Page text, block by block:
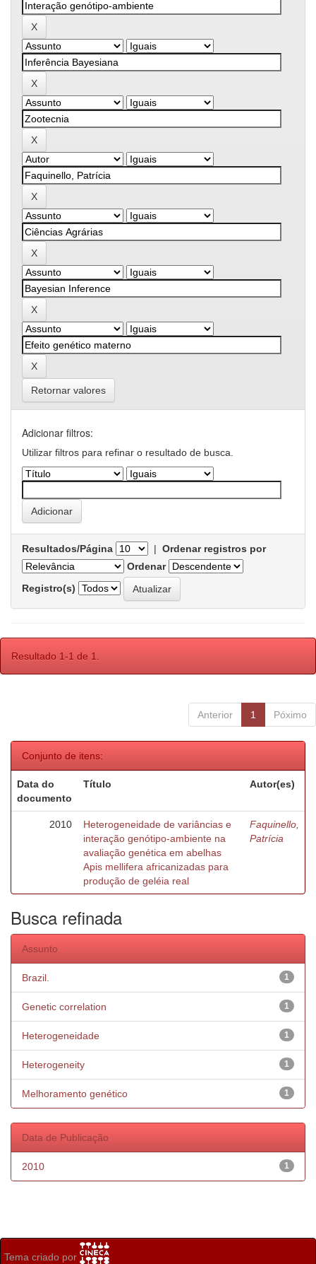
Retornar valores
Adicionar filtros:
Utilizar filtros para refinar o resultado de busca.
Resultados/Página | Ordenar registros por
Ordenar
Registro(s)
Resultado 1-1 de 1.
Anterior 1 Póximo
Conjunto de itens:
Data do
documento
Título Autor(es)
2010
Heterogeneidade de variâncias e
interação genótipo-ambiente na
avaliação genética em abelhas
Apis mellifera africanizadas para
produção de geléia real
Faquinello,
Patrícia
Busca refinada
Assunto
1
Brazil.
1
Genetic correlation
1
Heterogeneidade
1
Heterogeneity
1
Melhoramento genético
Data de Publicação
1
2010
Tema criado por